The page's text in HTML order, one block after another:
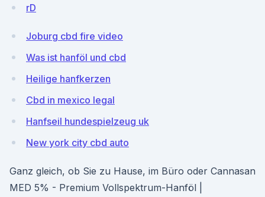
rD
Joburg cbd fire video
Was ist hanföl und cbd
Heilige hanfkerzen
Cbd in mexico legal
Hanfseil hundespielzeug uk
New york city cbd auto
Ganz gleich, ob Sie zu Hause, im Büro oder Cannasan
MED 5% - Premium Vollspektrum-Hanföl |